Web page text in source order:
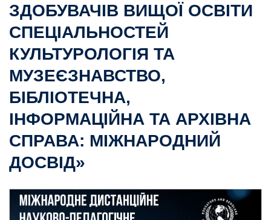
ЗДОБУВАЧІВ ВИЩОЇ ОСВІТИ
СПЕЦІАЛЬНОСТЕЙ
КУЛЬТУРОЛОГІЯ ТА
МУЗЕЄЗНАВСТВО,
БІБЛІОТЕЧНА,
ІНФОРМАЦІЙНА ТА АРХІВНА
СПРАВА: МІЖНАРОДНИЙ
ДОСВІД»